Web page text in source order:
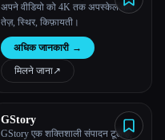
अपने वीडियो को 4K तक अपस्केल करें।
तेज़, स्थिर, किफ़ायती।
अधिक जानकारी →
मिलने जाना↗︎
GStory
GStory एक शक्तिशाली संपादन टूल है,